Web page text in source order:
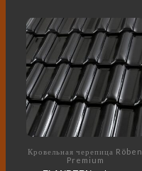
Кровельная черепица Röben
Premium